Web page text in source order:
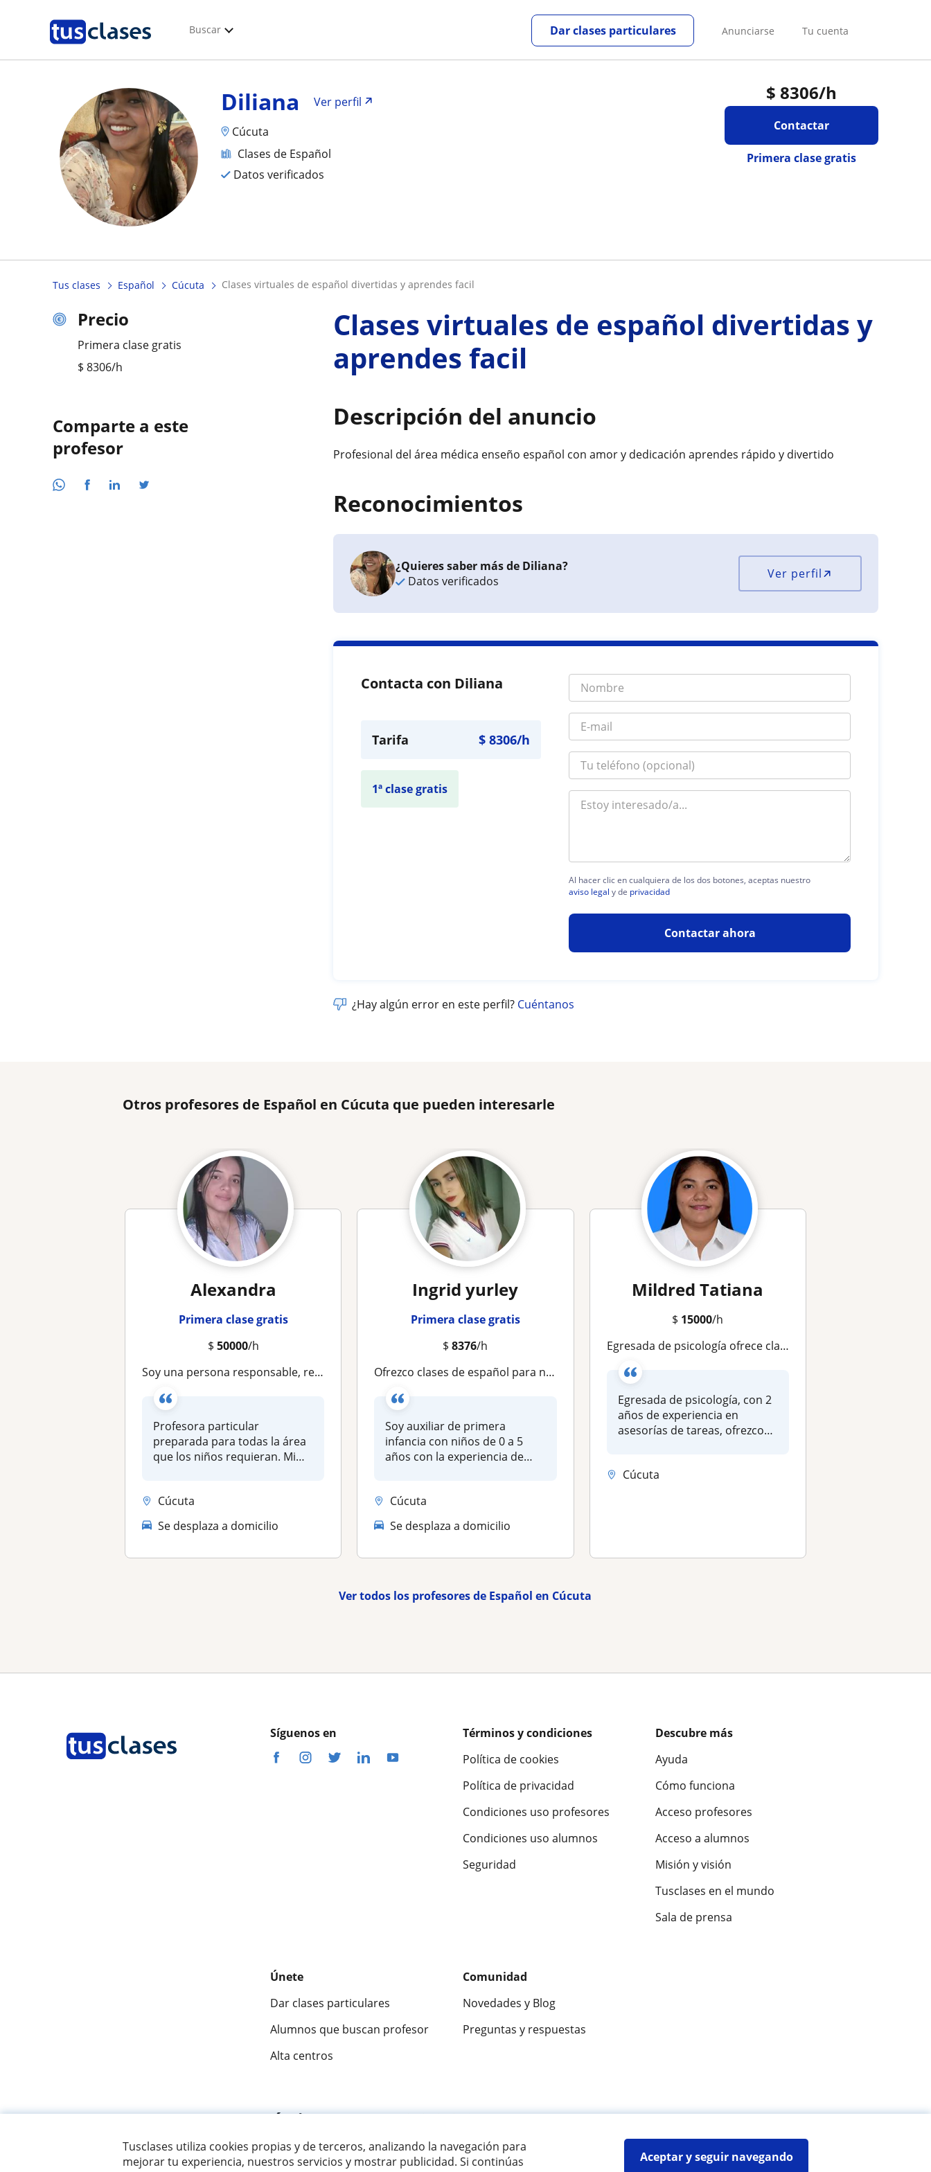
Tusclases utiliza cookies propias y de terceros, analizando la navegación para
mejorar tu experiencia, nuestros servicios y mostrar publicidad. Si continúas
Aceptar y seguir navegando
Buscar Anunciarse Tu cuenta
Dar clases particulares
$ 8306/h
Contactar
Primera clase gratis
Diliana
Ver perfil
Cúcuta
Clases de Español
Datos verificados
Tus clases Español Cúcuta clases virtuales de español divertidas y aprendes facil
Precio
Primera clase gratis
$ 8306/h
Comparte a este
profesor
Clases virtuales de español divertidas y
aprendes facil
Descripción del anuncio
Profesional del área médica enseño español con amor y dedicación aprendes rápido y divertido
Reconocimientos
¿Quieres saber más de Diliana?
Datos verificados
Ver perfil
Contacta con Diliana
Tarifa $8306/h
1ª clase gratis
Al hacer clic en cualquiera de los dos botones, aceptas nuestro
aviso legal y de privacidad
Contactar ahora
¿Hay algún error en este perfil? Cuéntanos
Otros profesores de Español en Cúcuta que pueden interesarle
Alexandra
Primera clase gratis
$ 50000/h
Soy una persona responsable, respetuosa y obediente Enseño a niños y niñas de 5 a 6 años
Profesora particular
preparada para todas la área
que los niños requieran. Mi
Cúcuta
Se desplaza a domicilio
Ingrid yurley
Primera clase gratis
$8376/h
Ofrezco clases de español para niños de primaria serian clases particulares
Soy auxiliar de primera
infancia con niños de 0 a 5
años con la experiencia de
Cúcuta
Se desplaza a domicilio
Mildred Tatiana
$ 15000/h
Egresada de psicología ofrece clases particulares de español para niños de primaria en la ciudad de Cúcuta
Egresada de psicología, con 2
años de experiencia en
asesorías de tareas, ofrezco
Cúcuta
Ver todos los profesores de Español en Cúcuta
Síguenos en
Términos y condiciones
Política de cookies
Política de privacidad
Condiciones uso profesores
Condiciones uso alumnos
Seguridad
Descubre más
Ayuda
Cómo funciona
Acceso profesores
Acceso a alumnos
Misión y visión
Tusclases en el mundo
Sala de prensa
Únete
Dar clases particulares
Alumnos que buscan profesor
Alta centros
Comunidad
Novedades y Blog
Preguntas y respuestas
Fantástica 9,5/10 ★★★★★
© 2007 - 2026 Tusclases.co Mapa web:Profesores particulares